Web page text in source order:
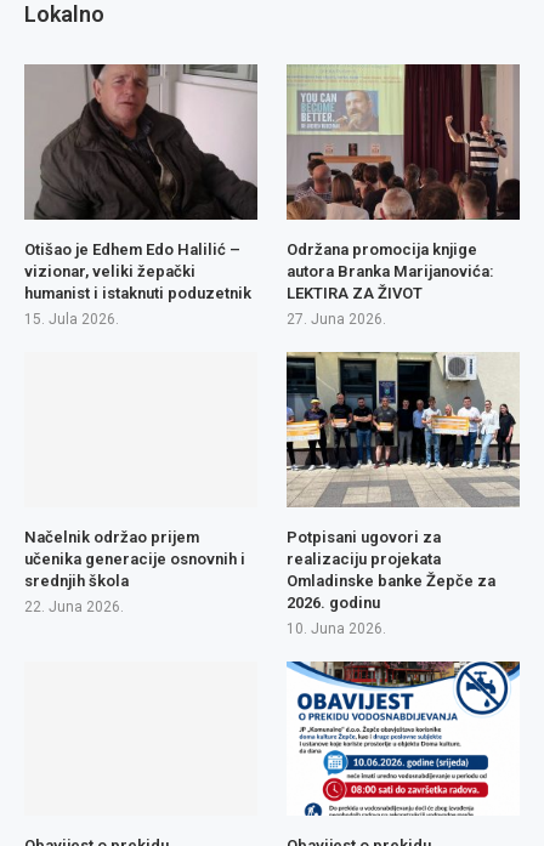
Lokalno
Otišao je Edhem Edo Halilić –
vizionar, veliki žepački
humanist i istaknuti poduzetnik
15. Jula 2026.
Održana promocija knjige
autora Branka Marijanovića:
LEKTIRA ZA ŽIVOT
27. Juna 2026.
Načelnik održao prijem
učenika generacije osnovnih i
srednjih škola
22. Juna 2026.
Potpisani ugovori za
realizaciju projekata
Omladinske banke Žepče za
2026. godinu
10. Juna 2026.